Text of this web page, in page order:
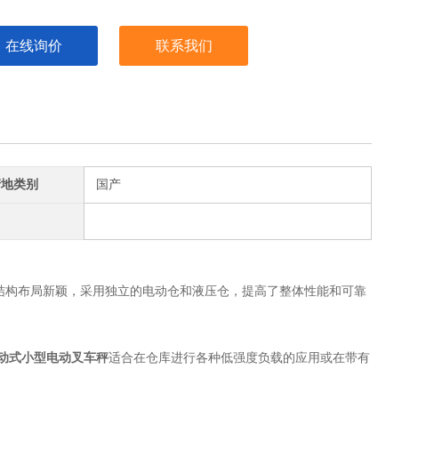
在线询价 联系我们
类别 国产
布局新颖，采用独立的电动仓和液压仓，提高了整体性能和可靠
式小型电动叉车秤适合在仓库进行各种低强度负载的应用或在带有